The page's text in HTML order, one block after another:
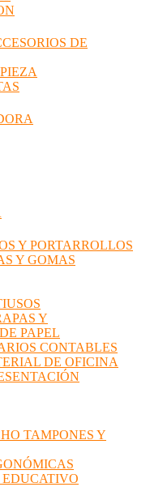
DE
Y PORTARROLLOS
Y GOMAS
Y
PAPEL
CONTABLES
DE OFICINA
TAMPONES Y